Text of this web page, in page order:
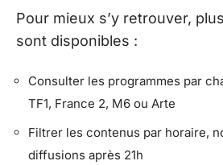
Pour mieux s’y retrouver,
sont disponibles :
Consulter les programmes par
TF1, France 2, M6 ou Arte
Filtrer les contenus par horaire,
diffusions après 21h